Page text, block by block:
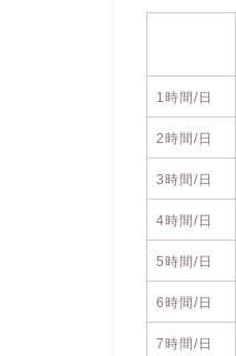
1時間/日
2時間/日
3時間/日
4時間/日
5時間/日
6時間/日
7時間/日